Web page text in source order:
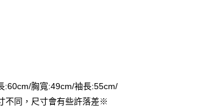
才付款」的支付方式。 讓您購物簡單
不需儲值。
，即可結帳。
:60cm/胸寬:49cm/袖長:55cm/
不同，尺寸會有些許落差※